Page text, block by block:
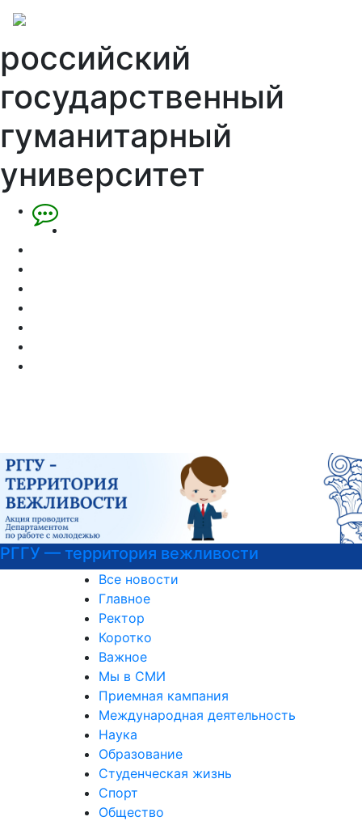
российский
государственный
гуманитарный
университет
РГГУ — территория вежливости
Все новости
Главное
Ректор
Коротко
Важное
Мы в СМИ
Приемная кампания
Международная деятельность
Наука
Образование
Студенческая жизнь
Спорт
Общество